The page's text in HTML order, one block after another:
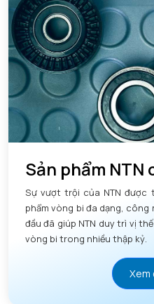
Sản phẩm NTN
Sự vượt trội của NTN được
phẩm vòng bi đa dạng,
đầu đã giúp NTN duy trì vị
vòng bi trong nhiều thập kỷ.
Xem